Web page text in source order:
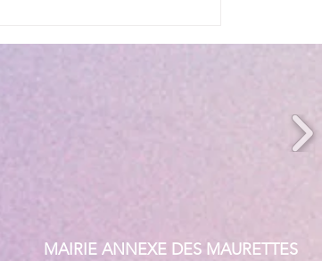
MAIRIE ANNEXE DES MAURETTES